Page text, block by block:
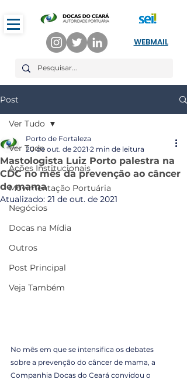
WEBMAIL
Post
Ver Tudo
Ações Institucionais
Movimentação Portuária
Negócios
Docas na Mídia
Outros
Post Principal
Veja Também
Ver Tudo
Mastologista Luiz Porto palestra na
CDC no mês da prevenção ao câncer
de mama
Porto de Fortaleza
20 de out. de 2021 2 min de leitura
Atualizado: 21 de out. de 2021
No mês em que se intensifica os debates
sobre a prevenção do câncer de mama, a
Companhia Docas do Ceará convidou o